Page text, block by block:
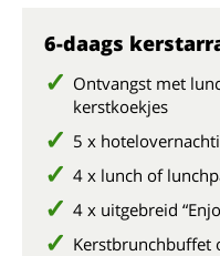
6-daags
Ontvangst met
kerstkoekjes
5 x
4 x lunch of
4 x uitgebreid
Kerstbrunchbuffet